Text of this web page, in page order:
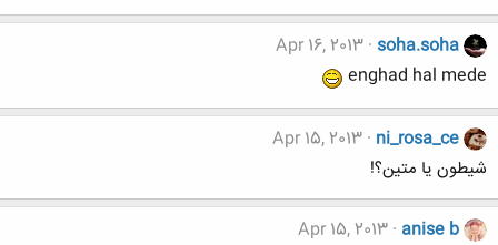
soha.soha
Apr 16, 2013
enghad hal mede
ni_rosa_ce
Apr 15, 2013
شیطون یا متین؟!
anise b
Apr 15, 2013